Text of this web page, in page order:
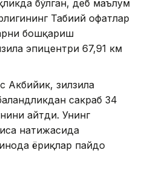
бўлган, деб маълум
Табиий офатлар
бошқариш
эпицентри 67,91 км
Акбийик, зилзила
сакраб 34
айтди. Унинг
натижасида
ёриқлар пайдо